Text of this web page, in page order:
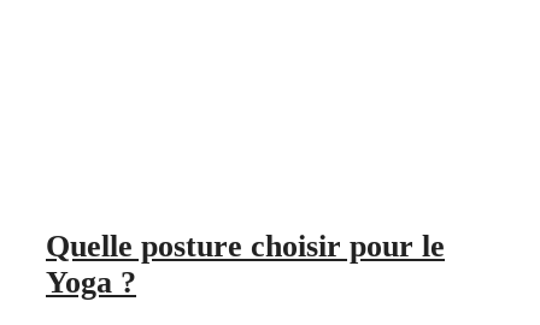
Quelle posture choisir pour le
Yoga ?